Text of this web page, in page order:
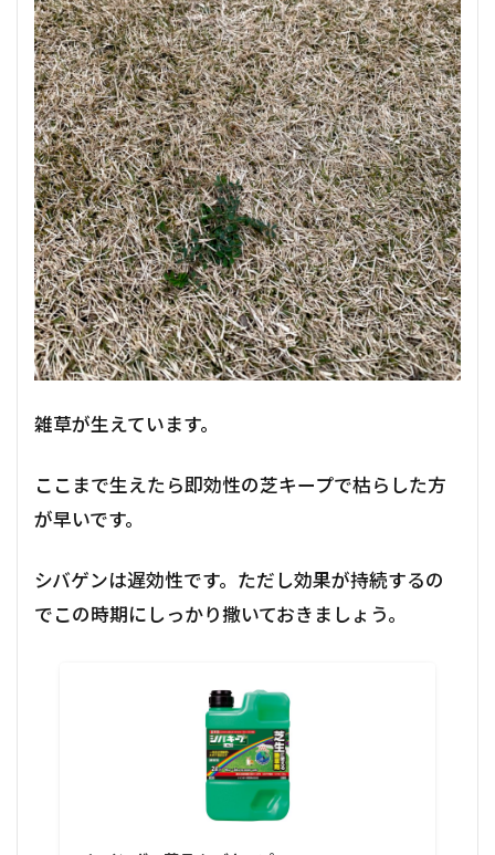
雑草が生えています。
ここまで生えたら即効性の芝キープで枯らした方
が早いです。
シバゲンは遅効性です。ただし効果が持続するの
でこの時期にしっかり撒いておきましょう。